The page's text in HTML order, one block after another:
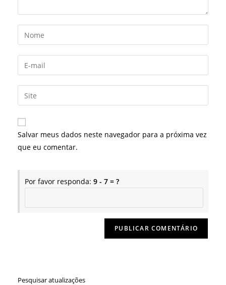
Digite
seu
nome
ou
de
usuário
para
comentar
Digite
seu
endereço
de
mail
para
comentar
Digite
o
URL
do
site
Salvar meus dados neste navegador para a próxima vez
que eu comentar.
Por favor responda: 9 - 7 = ?
Pesquisar atualizações